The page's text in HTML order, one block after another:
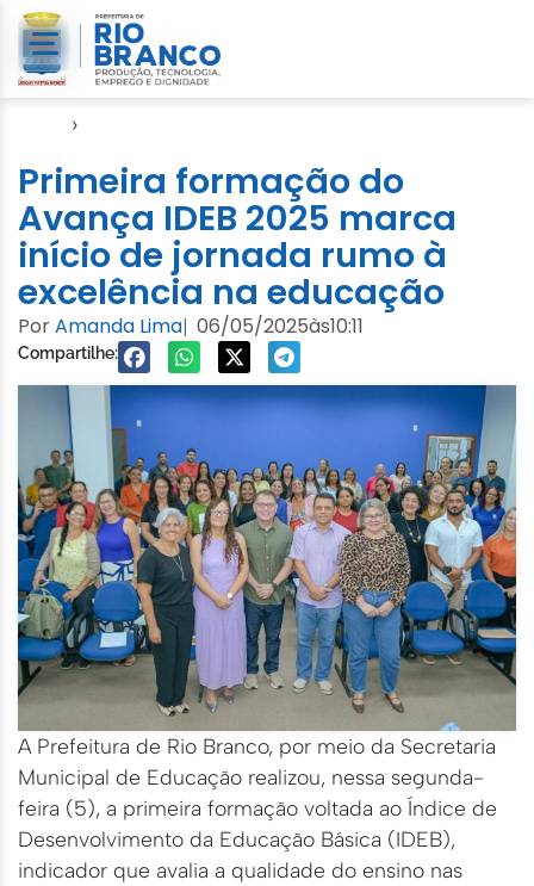
›
Primeira formação do
Avança IDEB 2025 marca
início de jornada rumo à
excelência na educação
PorAmanda Lima| 06/05/2025às10:11
Compartilhe:
A Prefeitura de Rio Branco, por meio da Secretaria
Municipal de Educação realizou, nessa segunda-
feira (5), a primeira formação voltada ao Índice de
Desenvolvimento da Educação Básica (IDEB),
indicador que avalia a qualidade do ensino nas